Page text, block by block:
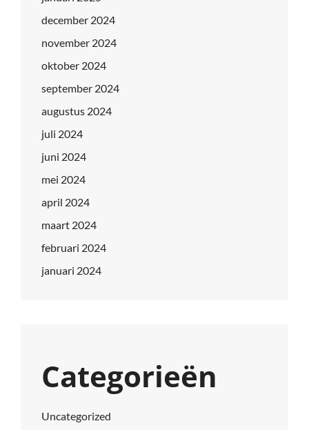
december 2024
november 2024
oktober 2024
september 2024
augustus 2024
juli 2024
juni 2024
mei 2024
april 2024
maart 2024
februari 2024
januari 2024
Categorieën
Uncategorized